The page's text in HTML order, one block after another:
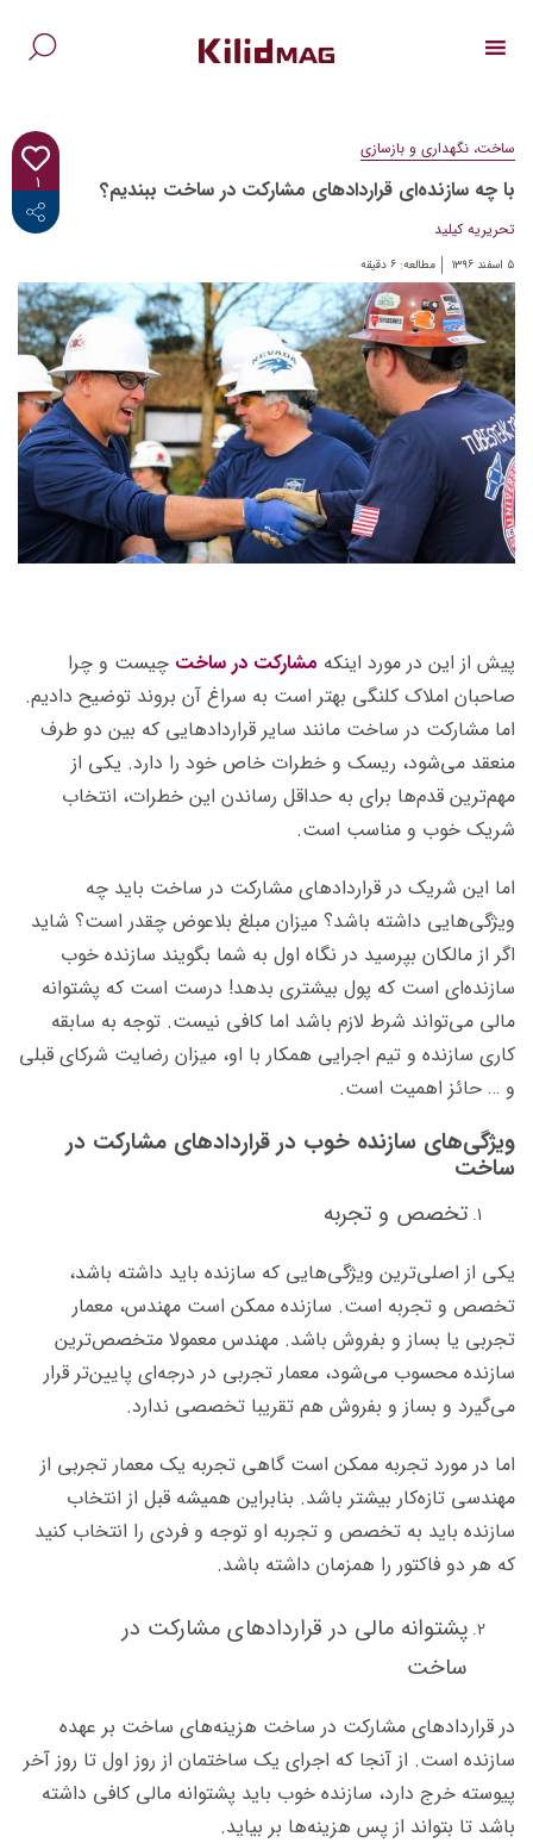
۱
<i class="fab fa-facebook-f"></i>
ساخت، نگهداری و بازسازی
با چه سازنده‌ای قراردادهای مشارکت در ساخت ببندیم؟
تحریریه کیلید
۵ اسفند ۱۳۹۶ مطالعه: ۶ دقیقه
پیش از این در مورد اینکه مشارکت در ساخت چیست و چرا
صاحبان املاک کلنگی بهتر است به سراغ آن بروند توضیح دادیم.
اما مشارکت در ساخت مانند سایر قراردادهایی که بین دو طرف
منعقد می‌شود، ریسک‌ و خطرات خاص خود را دارد. یکی از
مهم‌ترین قدم‌ها برای به حداقل رساندن این خطرات، انتخاب
شریک خوب و مناسب است.
اما این شریک در قراردادهای مشارکت در ساخت باید چه
ویژگی‌هایی داشته باشد؟ میزان مبلغ بلاعوض چقدر است؟ شاید
اگر از مالکان بپرسید در نگاه اول به شما بگویند سازنده خوب
سازنده‌ای است که پول بیشتری بدهد! درست است که پشتوانه
مالی می‌تواند شرط لازم باشد اما کافی نیست. توجه به سابقه‌
کاری سازنده و تیم اجرایی همکار با او، میزان رضایت شرکای قبلی
و … حائز اهمیت است.
ویژگی‌های سازنده خوب در قراردادهای مشارکت در
ساخت
تخصص و تجربه
یکی از اصلی‌ترین ویژگی‌هایی که سازنده باید داشته باشد،
تخصص و تجربه است. سازنده ممکن است مهندس، معمار
تجربی یا بساز و بفروش باشد. مهندس معمولا متخصص‌ترین
سازنده محسوب می‌شود، معمار تجربی در درجه‌ای پایین‌تر قرار
می‌گیرد و بساز و بفروش هم تقریبا تخصصی ندارد.
اما در مورد تجربه ممکن است گاهی تجربه‌ یک معمار تجربی از
مهندسی تازه‌کار بیشتر باشد. بنابراین همیشه قبل از انتخاب
سازنده باید به تخصص و تجربه‌ او توجه و فردی را انتخاب کنید
که هر دو فاکتور را همزمان داشته باشد.
پشتوانه مالی در قراردادهای مشارکت در
ساخت
در قراردادهای مشارکت در ساخت هزینه‌های ساخت بر عهده‌
سازنده است. از آنجا که اجرای یک ساختمان از روز اول تا روز آخر
پیوسته خرج دارد، سازنده خوب باید پشتوانه مالی کافی داشته
باشد تا بتواند از پس هزینه‌ها بر بیاید.